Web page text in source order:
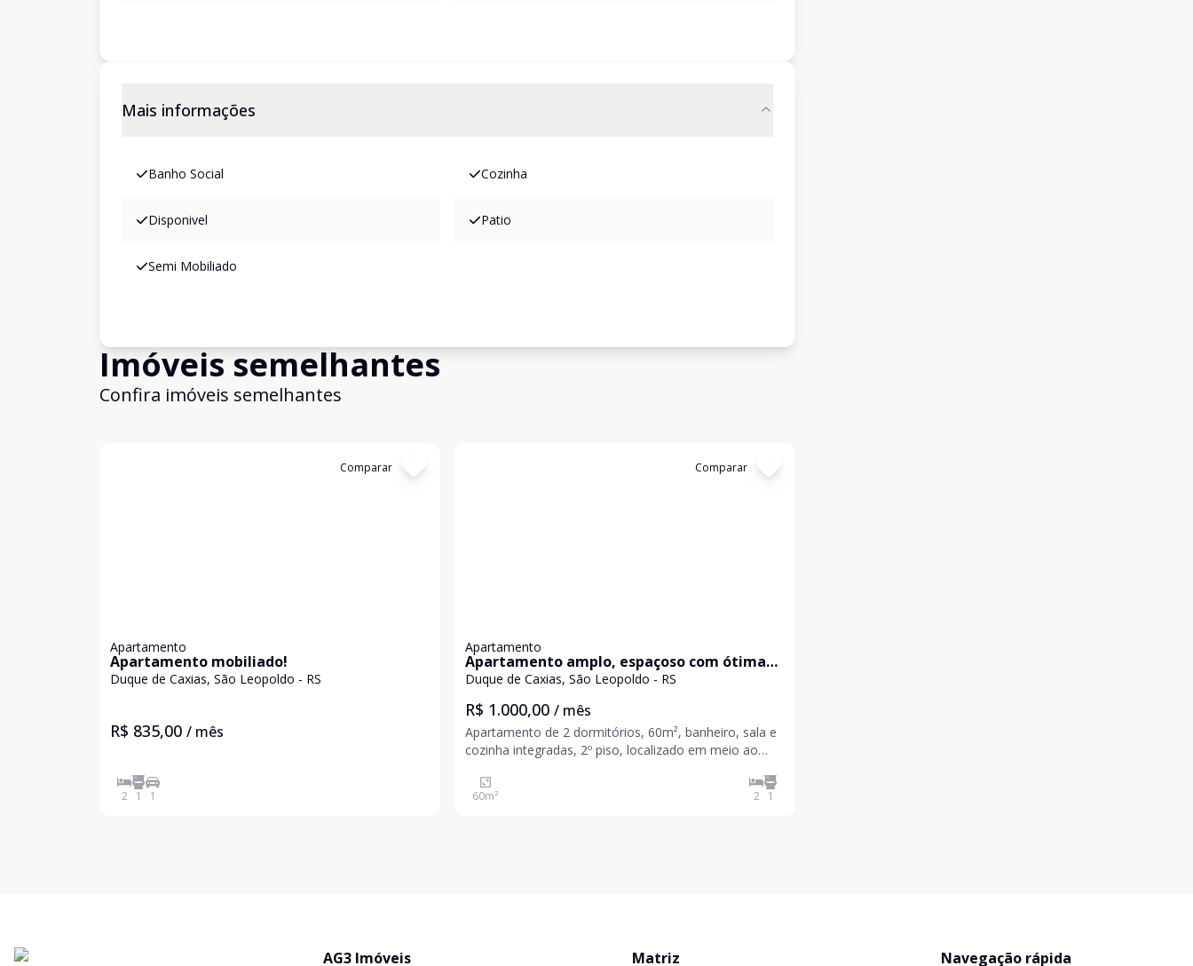
Mais informações
Banho Social Cozinha
Disponivel Patio
Semi Mobiliado
Imóveis semelhantes
Confira imóveis semelhantes
Comparar
Apartamento
Apartamento mobiliado!
Duque de Caxias, São Leopoldo - RS
R$ 835,00 / mês
2 1 1
Comparar
Apartamento
Apartamento amplo, espaçoso com ótima
localização!
Duque de Caxias, São Leopoldo - RS
R$ 1.000,00 / mês
Apartamento de 2 dormitórios, 60m², banheiro, sala e
cozinha integradas, 2º piso, localizado em meio ao
conhecer agende a sua visita. Valores sujeitos a
alteração sem aviso prévio
60m² 2 1
AG3 Imóveis Matriz Navegação rápida